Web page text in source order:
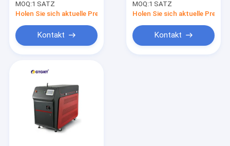
Fordern Sie ein Zitat
Handtintenstrahldrucker
Laser-Markierungs-Maschine
Kodierungsund Markierungsmaschine
1000W
MOQ:1 SATZ
Holen Sie sich aktuelle Preis
Kontakt
Machine 500W
MOQ:1 SATZ
Holen Sie sich aktuelle Preis
Kontakt